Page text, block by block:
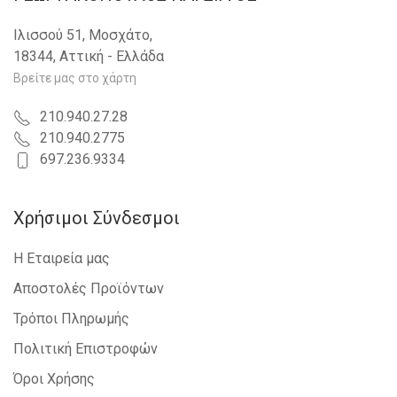
VW - GOLF PLUS - 2004-2009
FIAT - PUNTO - 1999-2003
VW - TOURAN - 2003-2006
VOLVO - S80 - 2006-2013
Ιλισσού 51, Μοσχάτο,
18344, Αττική - Ελλάδα
Βρείτε μας στο χάρτη
210.940.27.28
210.940.2775
697.236.9334
Χρήσιμοι Σύνδεσμοι
Η Εταιρεία μας
Αποστολές Προϊόντων
Τρόποι Πληρωμής
Πολιτική Επιστροφών
Όροι Χρήσης